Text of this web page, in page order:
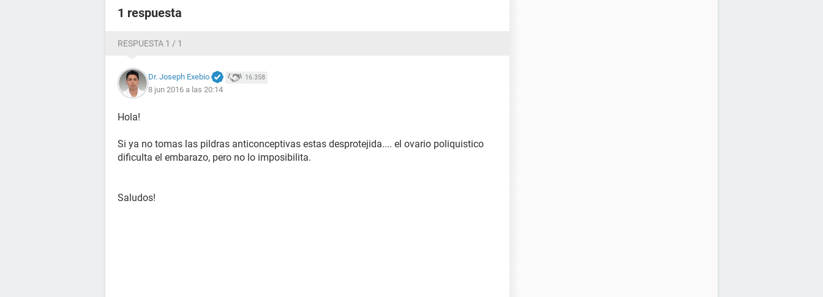
1 respuesta
RESPUESTA 1 / 1
Dr. Joseph Exebio 16.358
8 jun 2016 a las 20:14
Hola!
Si ya no tomas las pildras anticonceptivas estas desprotejida.... el ovario poliquistico
dificulta el embarazo, pero no lo imposibilita.
Saludos!